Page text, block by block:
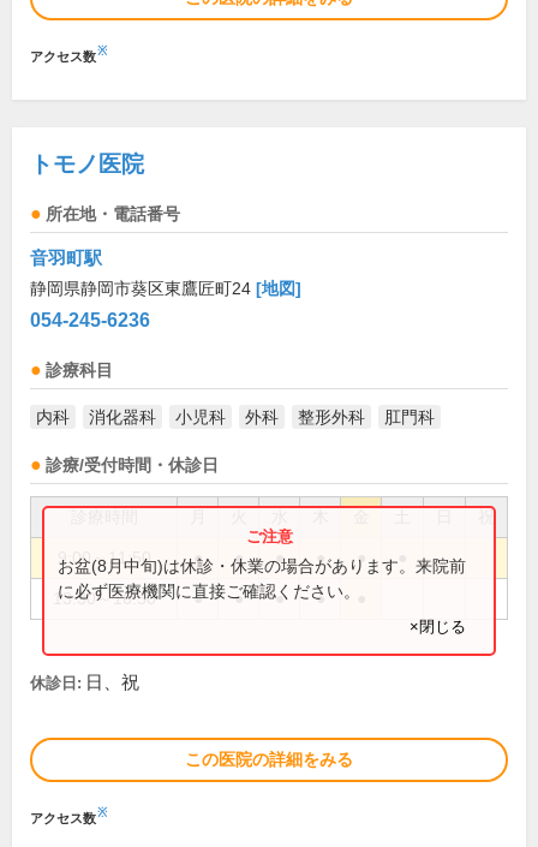
アクセス数※
トモノ医院
所在地・電話番号
音羽町駅
静岡県静岡市葵区東鷹匠町24 [地図]
054-245-6236
診療科目
内科 消化器科 小児科 外科 整形外科 肛門科
診療/受付時間・休診日
祝
9:00～11:50 ● ● ● ● ●
13:30～16:50 ● ● ● ●
お盆(8月中旬)は休診・休業の場合があります。来院前
に必ず医療機関に直接ご確認ください。
×閉じる
休診日: 日、祝
この医院の詳細をみる
アクセス数※